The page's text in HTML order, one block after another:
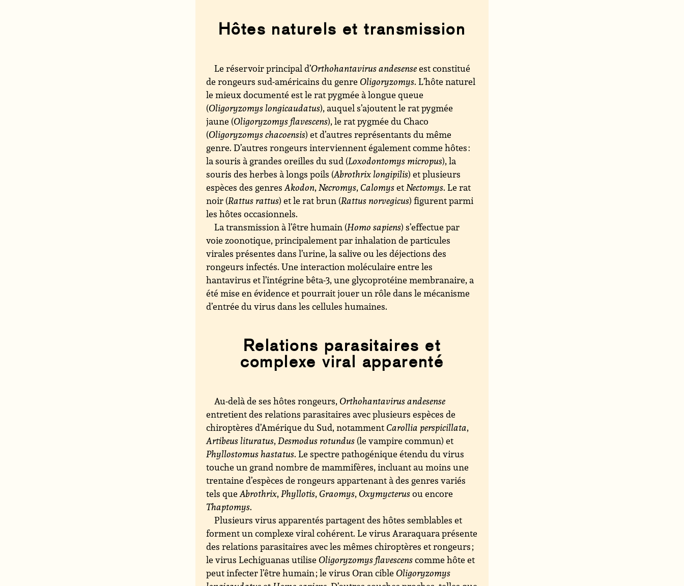
Hôtes naturels et transmission
Le réservoir principal d’Orthohantavirus andesenseest constitué
de rongeurs sud-américains du genre Oligoryzomys. L’hôte naturel
le mieux documenté est le rat pygmée à longue queue
(Oligoryzomys longicaudatus), auquel s’ajoutent le rat pygmée
jaune (Oligoryzomys flavescens), le rat pygmée du Chaco
(Oligoryzomys chacoensis) et d’autres représentants du même
genre. D’autres rongeurs interviennent également comme hôtes :
la souris à grandes oreilles du sud (Loxodontomys micropus), la
souris des herbes à longs poils (Abrothrix longipilis) et plusieurs
espèces des genresAkodon,Necromys, CalomysetNectomys. Le rat
noir (Rattus rattus) et le rat brun (Rattus norvegicus) figurent parmi
les hôtes occasionnels.
La transmission à l’être humain (Homo sapiens) s’effectue par
voie zoonotique, principalement par inhalation de particules
virales présentes dans l’urine, la salive ou les déjections des
rongeurs infectés. Une interaction moléculaire entre les
hantavirus et l’intégrine bêta-3, une glycoprotéine membranaire, a
été mise en évidence et pourrait jouer un rôle dans le mécanisme
d’entrée du virus dans les cellules humaines.
Relations parasitaires et
complexe viral apparenté
Au-delà de ses hôtes rongeurs, Orthohantavirus andesense
entretient des relations parasitaires avec plusieurs espèces de
chiroptères d’Amérique du Sud, notamment Carollia perspicillata,
Artibeus lituratus,Desmodus rotundus (le vampire commun) et
Phyllostomus hastatus. Le spectre pathogénique étendu du virus
touche un grand nombre de mammifères, incluant au moins une
trentaine d’espèces de rongeurs appartenant à des genres variés
tels queAbrothrix,Phyllotis, Graomys, Oxymycterusou encore
Thaptomys.
Plusieurs virus apparentés partagent des hôtes semblables et
forment un complexe viral cohérent. Le virus Araraquara présente
des relations parasitaires avec les mêmes chiroptères et rongeurs ;
le virus Lechiguanas utilise Oligoryzomys flavescenscomme hôte et
peut infecter l’être humain ; le virus Oran cible Oligoryzomys